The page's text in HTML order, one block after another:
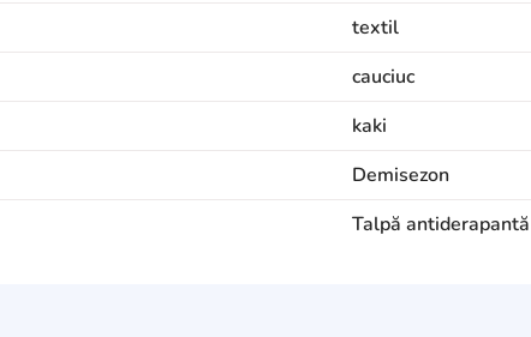
textil
cauciuc
kaki
Demisezon
Talpă antiderapantă